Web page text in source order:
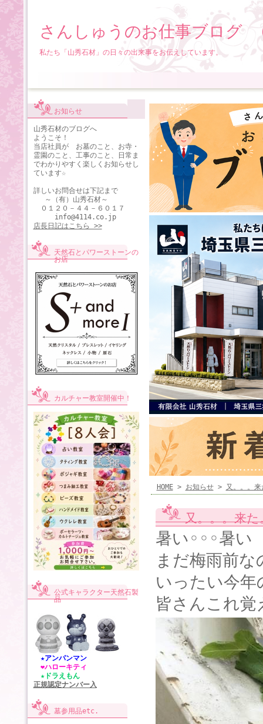
さんしゅうのお仕事ブロ
私たち「山秀石材」の日々の出来事をお伝えしています。
お知らせ
山秀石材のブログへ
ようこそ！
当店社員が お墓のこと、お寺・
霊園のこと、工事のこと、日常ま
でわかりやすく楽しくお知らせし
ています☆
詳しいお問合せは下記まで
～（有）山秀石材～
０１２０－４４－６０１７
info@4114.co.jp
店長日記はこちら >>
天然石とパワーストーンの
お店
カルチャー教室開催中！
公式キャラクター天然石製
品
★アンパンマン
❤ハローキティ
★ドラえもん
正規認定ナンバー入
墓参用品etc.
HOME> お知らせ> 又。。。
又。。。来
暑い◦◦◦暑
まだ梅雨前
いったい今
皆さんこれ